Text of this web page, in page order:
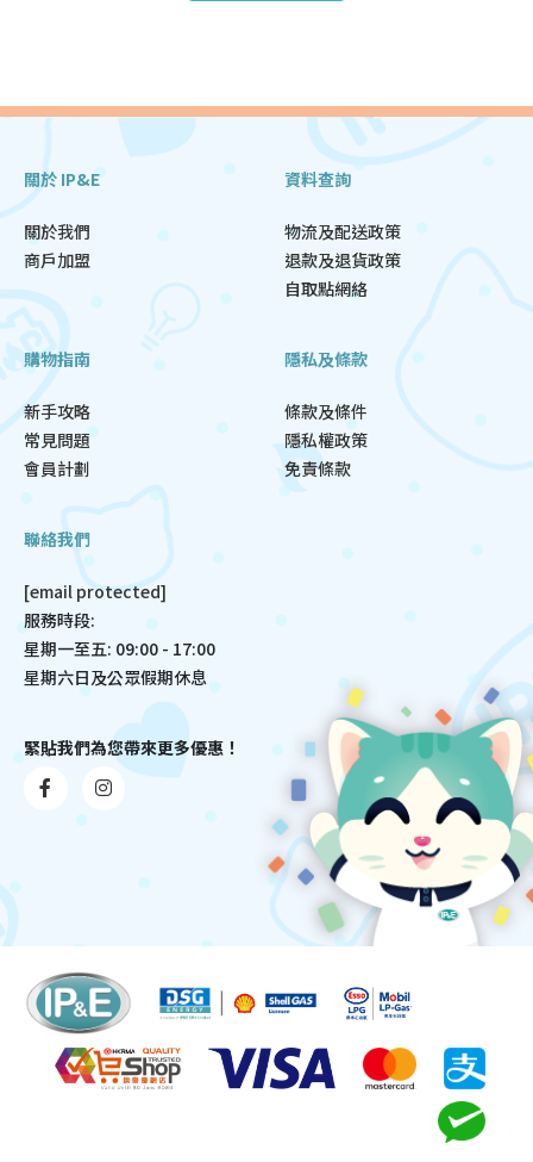
關於 IP&E
關於我們
商戶加盟
資料查詢
物流及配送政策
退款及退貨政策
自取點網絡
購物指南
新手攻略
常見問題
會員計劃
隱私及條款
條款及條件
隱私權政策
免責條款
聯絡我們
[email protected]
服務時段:
星期一至五: 09:00 - 17:00
星期六日及公眾假期休息
緊貼我們為您帶來更多優惠！